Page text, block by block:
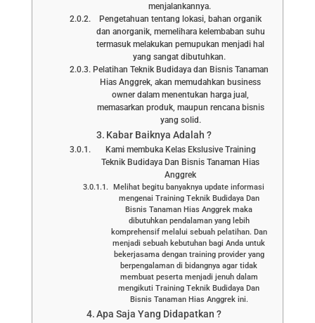
menjalankannya.
Pengetahuan tentang lokasi, bahan organik
dan anorganik, memelihara kelembaban suhu
termasuk melakukan pemupukan menjadi hal
yang sangat dibutuhkan.
Pelatihan Teknik Budidaya dan Bisnis Tanaman
Hias Anggrek, akan memudahkan business
owner dalam menentukan harga jual,
memasarkan produk, maupun rencana bisnis
yang solid.
Kabar Baiknya Adalah ?
Kami membuka Kelas Ekslusive Training
Teknik Budidaya Dan Bisnis Tanaman Hias
Anggrek
Melihat begitu banyaknya update informasi
mengenai Training Teknik Budidaya Dan
Bisnis Tanaman Hias Anggrek maka
dibutuhkan pendalaman yang lebih
komprehensif melalui sebuah pelatihan. Dan
menjadi sebuah kebutuhan bagi Anda untuk
bekerjasama dengan training provider yang
berpengalaman di bidangnya agar tidak
membuat peserta menjadi jenuh dalam
mengikuti Training Teknik Budidaya Dan
Bisnis Tanaman Hias Anggrek ini.
Apa Saja Yang Didapatkan ?